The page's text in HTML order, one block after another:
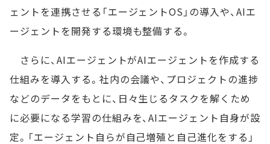
ェントを連携させる「エージェントOS」の導入や、AIエ
ージェントを開発する環境も整備する。
さらに、AIエージェントがAIエージェントを作成する
仕組みを導入する。社内の会議や、プロジェクトの進捗
などのデータをもとに、日々生じるタスクを解くため
に必要になる学習の仕組みを、AIエージェント自身が設
定。「エージェント自らが自己増殖と自己進化をする」